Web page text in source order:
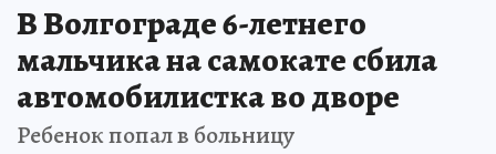
В Волгограде 6-летнего
мальчика на самокате сбила
автомобилистка во дворе
Ребенок попал в больницу